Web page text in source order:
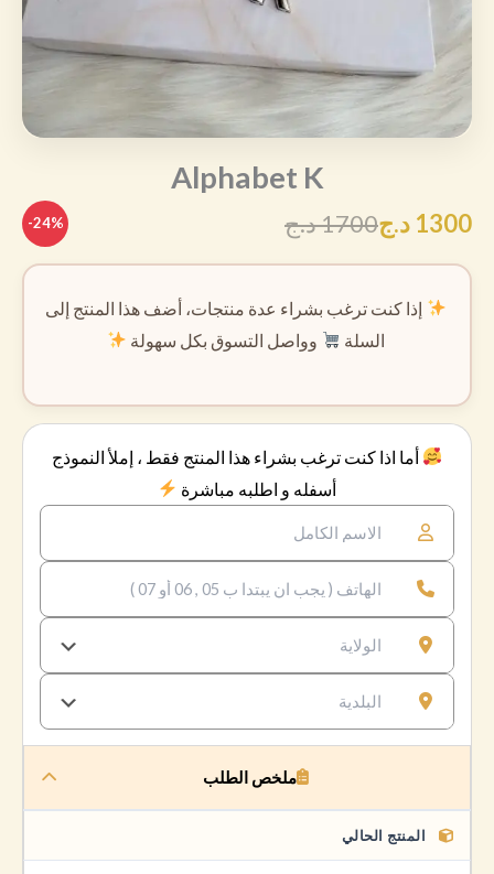
Alphabet K
-24% 1700د.ج 1300 د.ج
إذا كنت ترغب بشراء عدة منتجات، أضف هذا المنتج إلى
السلة
وواصل التسوق بكل سهولة
أما اذا كنت ترغب بشراء هذا المنتج فقط ، إملأ النموذج
أسفله و اطلبه مباشرة
ملخص الطلب
المنتج الحالي